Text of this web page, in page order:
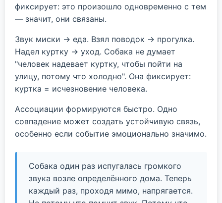
фиксирует: это произошло одновременно с тем
— значит, они связаны.
Звук миски → еда. Взял поводок → прогулка.
Надел куртку → уход. Собака не думает
"человек надевает куртку, чтобы пойти на
улицу, потому что холодно". Она фиксирует:
куртка = исчезновение человека.
Ассоциации формируются быстро. Одно
совпадение может создать устойчивую связь,
особенно если событие эмоционально значимо.
Собака один раз испугалась громкого
звука возле определённого дома. Теперь
каждый раз, проходя мимо, напрягается.